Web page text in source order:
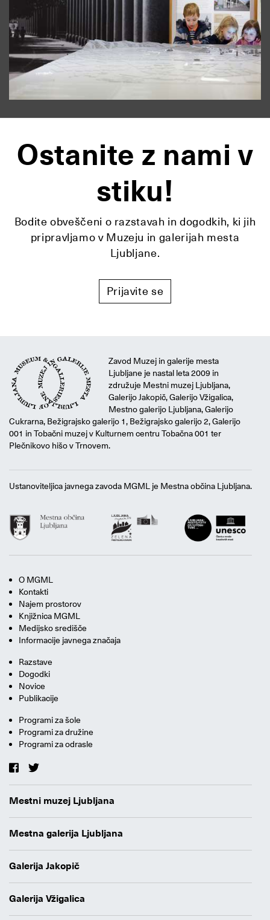
Ostanite z nami v
stiku!
Bodite obveščeni o razstavah in dogodkih, ki jih
pripravljamo v Muzeju in galerijah mesta
Ljubljane.
Prijavite se
Zavod Muzej in galerije mesta
Ljubljane je nastal leta 2009 in
združuje Mestni muzej Ljubljana,
Galerijo Jakopič, Galerijo Vžigalica,
Mestno galerijo Ljubljana, Galerijo
Cukrarna, Bežigrajsko galerijo 1, Bežigrajsko galerijo 2, Galerijo
001 in Tobačni muzej v Kulturnem centru Tobačna 001 ter
Plečnikovo hišo v Trnovem.
Ustanoviteljica javnega zavoda MGML je Mestna občina Ljubljana.
O MGML
Kontakti
Najem prostorov
Knjižnica MGML
Medijsko središče
Informacije javnega značaja
Razstave
Dogodki
Novice
Publikacije
Programi za šole
Programi za družine
Programi za odrasle
Mestni muzej Ljubljana
Mestna galerija Ljubljana
Galerija Jakopič
Galerija Vžigalica